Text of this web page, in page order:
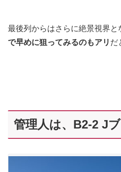
最後列からはさらに絶景視界と
で早めに狙ってみるのもアリ だ
管理人は、B2-2 J